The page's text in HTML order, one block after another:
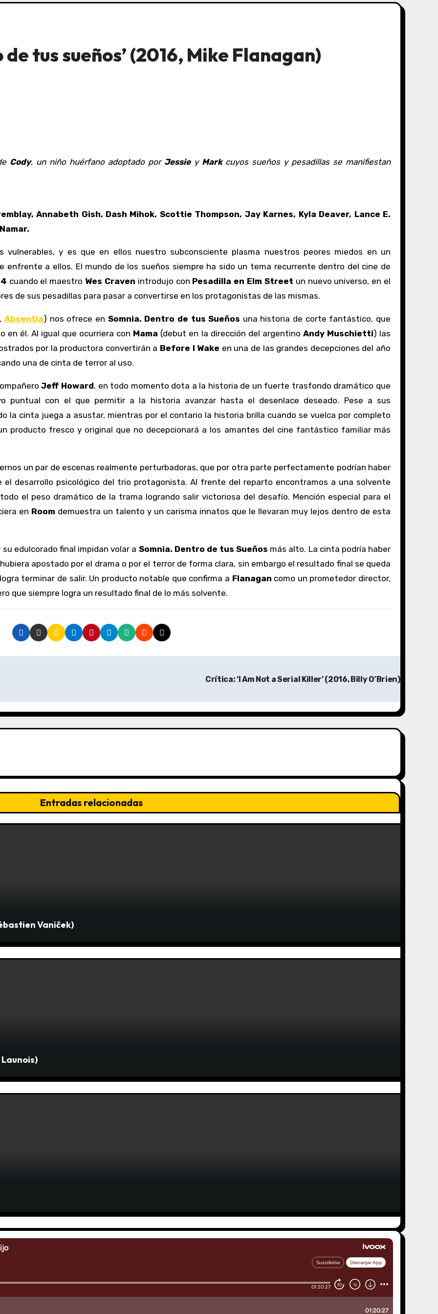
tus sueños’ (2016, Mike Flanagan)
Cody, un niño huérfano adoptado por JessieyMarkcuyos sueños y pesadillas se manifiestan
Annabeth Gish, Dash Mihok, Scottie Thompson, Jay Karnes, Kyla Deaver, Lance E.
y es que en ellos nuestro subconsciente plasma nuestros peores miedos en un
a ellos. El mundo de los sueños siempre ha sido un tema recurrente dentro del cine de
cuando el maestro Wes Craven introdujo con Pesadilla en Elm Street un nuevo universo, en el
de sus pesadillas para pasar a convertirse en los protagonistas de las mismas.
,Absentia) nos ofrece en Somnia. Dentro de tus Sueños una historia de corte fantástico, que
en él. Al igual que ocurriera con Mama (debut en la dirección del argentino Andy Muschietti) las
por la productora convertirán a Before I Wake en una de las grandes decepciones del año
una de cinta de terror al uso.
Jeff Howard, en todo momento dota a la historia de un fuerte trasfondo dramático que
puntual con el que permitir a la historia avanzar hasta el desenlace deseado. Pese a sus
la cinta juega a asustar, mientras por el contario la historia brilla cuando se vuelca por completo
producto fresco y original que no decepcionará a los amantes del cine fantástico familiar más
un par de escenas realmente perturbadoras, que por otra parte perfectamente podrían haber
desarrollo psicológico del trio protagonista. Al frente del reparto encontramos a una solvente
el peso dramático de la trama logrando salir victoriosa del desafío. Mención especial para el
en Room demuestra un talento y un carisma innatos que le llevaran muy lejos dentro de esta
edulcorado final impidan volar a Somnia. Dentro de tus Sueños más alto. La cinta podría haber
apostado por el drama o por el terror de forma clara, sin embargo el resultado final se queda
terminar de salir. Un producto notable que confirma a Flanagan como un prometedor director,
que siempre logra un resultado final de lo más solvente.
Crítica: ‘I Am Not a Serial Killer’ (2016, Billy O’Brien)
Entradas relacionadas
Vaniček)